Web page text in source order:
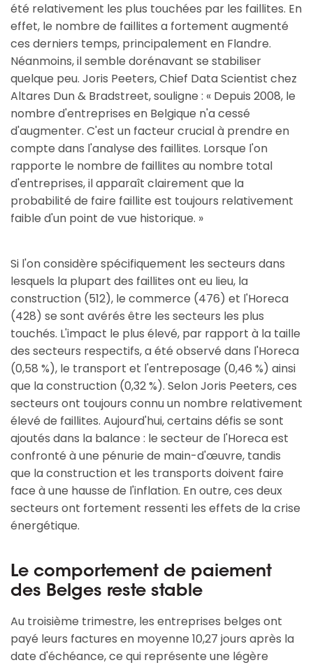
été relativement les plus touchées par les faillites. En
effet, le nombre de faillites a fortement augmenté
ces derniers temps, principalement en Flandre.
Néanmoins, il semble dorénavant se stabiliser
quelque peu. Joris Peeters, Chief Data Scientist chez
Altares Dun & Bradstreet, souligne : « Depuis 2008, le
nombre d'entreprises en Belgique n'a cessé
d'augmenter. C'est un facteur crucial à prendre en
compte dans l'analyse des faillites. Lorsque l'on
rapporte le nombre de faillites au nombre total
d'entreprises, il apparaît clairement que la
probabilité de faire faillite est toujours relativement
faible d'un point de vue historique. »
Si l'on considère spécifiquement les secteurs dans
lesquels la plupart des faillites ont eu lieu, la
construction (512), le commerce (476) et l'Horeca
(428) se sont avérés être les secteurs les plus
touchés. L'impact le plus élevé, par rapport à la taille
des secteurs respectifs, a été observé dans l'Horeca
(0,58 %), le transport et l'entreposage (0,46 %) ainsi
que la construction (0,32 %). Selon Joris Peeters, ces
secteurs ont toujours connu un nombre relativement
élevé de faillites. Aujourd'hui, certains défis se sont
ajoutés dans la balance : le secteur de l'Horeca est
confronté à une pénurie de main-d'œuvre, tandis
que la construction et les transports doivent faire
face à une hausse de l'inflation. En outre, ces deux
secteurs ont fortement ressenti les effets de la crise
énergétique.
Le comportement de paiement
des Belges reste stable
Au troisième trimestre, les entreprises belges ont
payé leurs factures en moyenne 10,27 jours après la
date d'échéance, ce qui représente une légère